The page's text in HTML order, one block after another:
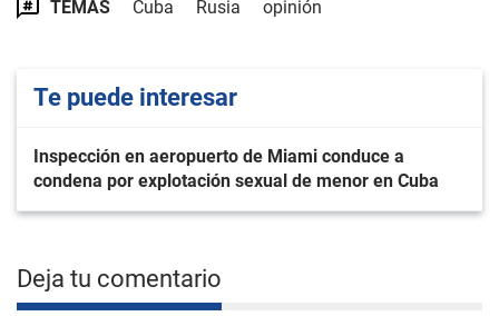
TEMAS Cuba Rusia opinión
Te puede interesar
Inspección en aeropuerto de Miami conduce a
condena por explotación sexual de menor en Cuba
Deja tu comentario